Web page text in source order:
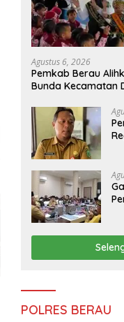
Agustus 6, 2026
Pemkab Berau
Bunda Kecamatan
POLRES BERAU